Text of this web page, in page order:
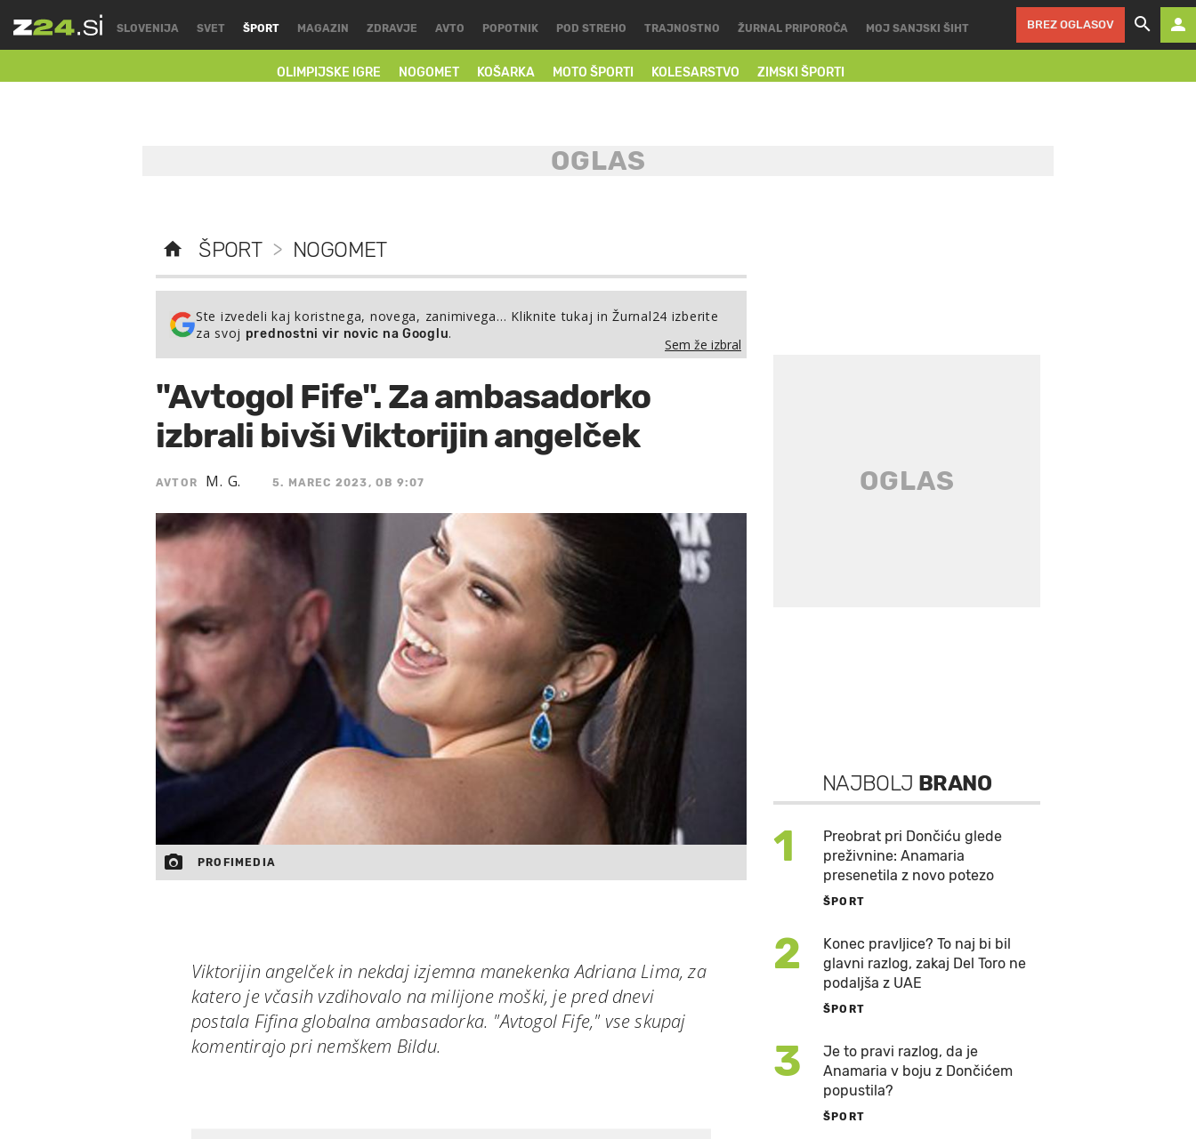
SLOVENIJA SVET ŠPORT
OLIMPIJSKE IGRE NOGOMET KOŠARKA MOTO ŠPORTI KOLESARSTVO ZIMSKI ŠPORTI
MAGAZIN ZDRAVJE AVTO POPOTNIK POD STREHO TRAJNOSTNO ŽURNAL PRIPOROČA MOJ SANJSKI ŠIHT BREZ OGLASOV
ŠPORT > NOGOMET
Ste izvedeli kaj koristnega, novega, zanimivega… Kliknite tukaj in Žurnal24 izberite
za svoj prednostni vir novic na Googlu.
Sem že izbral
"Avtogol Fife". Za ambasadorko
izbrali bivši Viktorijin angelček
AVTOR M. G. 5. MAREC 2023, OB 9:07
PROFIMEDIA
Viktorijin angelček in nekdaj izjemna manekenka Adriana Lima, za
katero je včasih vzdihovalo na milijone moški, je pred dnevi
postala Fifina globalna ambasadorka. "Avtogol Fife," vse skupaj
komentirajo pri nemškem Bildu.
NAJBOLJ BRANO
1
Preobrat pri Dončiću glede
preživnine: Anamaria
presenetila z novo potezo
ŠPORT
2
Konec pravljice? To naj bi bil
glavni razlog, zakaj Del Toro ne
podaljša z UAE
ŠPORT
3
Je to pravi razlog, da je
Anamaria v boju z Dončićem
popustila?
ŠPORT